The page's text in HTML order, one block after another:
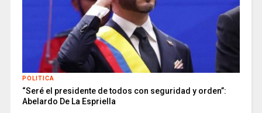
POLITICA
“Seré el presidente de todos con seguridad y orden”:
Abelardo De La Espriella